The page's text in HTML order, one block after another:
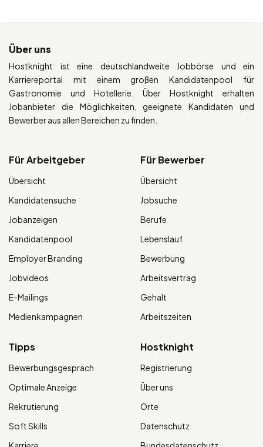
Über uns
Hostknight ist eine deutschlandweite Jobbörse und ein
Karriereportal mit einem großen Kandidatenpool für
Gastronomie und Hotellerie. Über Hostknight erhalten
Jobanbieter die Möglichkeiten, geeignete Kandidaten und
Bewerber aus allen Bereichen zu finden.
Für Arbeitgeber
Übersicht
Kandidatensuche
Jobanzeigen
Kandidatenpool
Employer Branding
Jobvideos
E-Mailings
Medienkampagnen
Für Bewerber
Übersicht
Jobsuche
Berufe
Lebenslauf
Bewerbung
Arbeitsvertrag
Gehalt
Arbeitszeiten
Tipps
Bewerbungsgespräch
Optimale Anzeige
Rekrutierung
Soft Skills
Hostknight
Registrierung
Über uns
Orte
Datenschutz